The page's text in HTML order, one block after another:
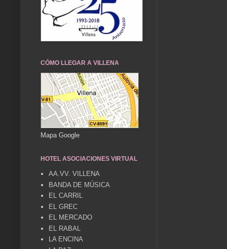
CÓMO LLEGAR A VILLENA
Mapa Google
HOTEL ASOCIACIONES VIRTUAL
AA.VV. VILLENA
BANDA DE MÚSICA
EL CARRIL
EL GREC
EL MERCADO
EL RABAL
LA ENCINA